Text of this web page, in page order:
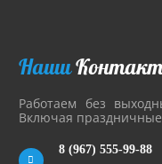
Наши
Работаем без
Включая
8 (967) 555-99-88